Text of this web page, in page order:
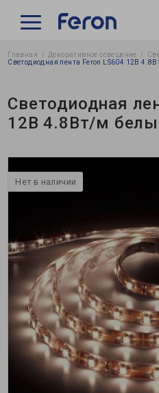
Главная Декоративное освещение
Светодиодная лента Feron LS604 12В
Светодиодная
12В 4.8Вт/м
Нет в наличии